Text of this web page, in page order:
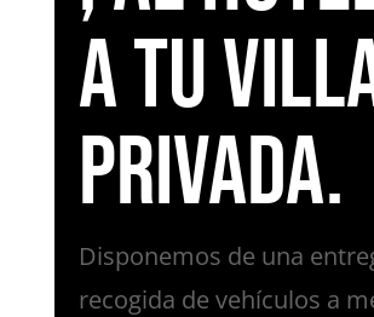
a tu
privada.
Disponemos de una
recogida de vehículos a